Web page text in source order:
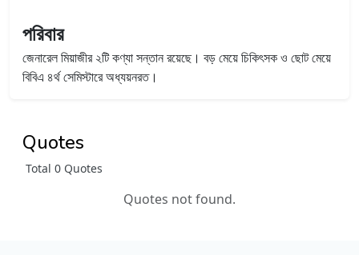
পরিবার
জেনারেল মিয়াজীর ২টি কণ্যা সন্তান রয়েছে। বড় মেয়ে চিকিৎসক ও ছোট মেয়ে
বিবিএ ৪র্থ সেমিস্টারে অধ্যয়নরত।
Quotes
Total 0 Quotes
Quotes not found.